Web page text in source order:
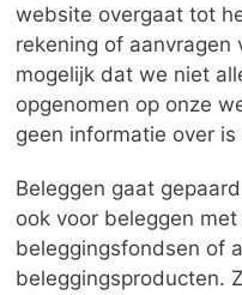
website overgaat tot
rekening of aanvragen
mogelijk dat we niet
opgenomen op onze
geen informatie over
Beleggen gaat
ook voor beleggen
beleggingsfondsen of
beleggingsproducten.